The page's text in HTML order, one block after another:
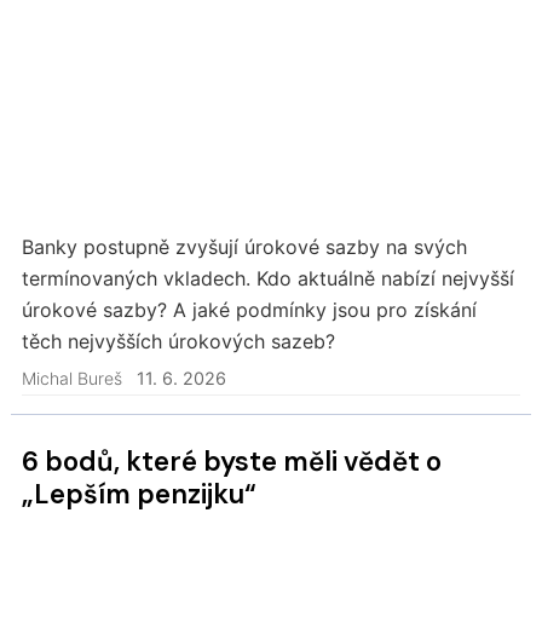
Banky postupně zvyšují úrokové sazby na svých
termínovaných vkladech. Kdo aktuálně nabízí nejvyšší
úrokové sazby? A jaké podmínky jsou pro získání
těch nejvyšších úrokových sazeb?
Michal Bureš 11. 6. 2026
6 bodů, které byste měli vědět o
„Lepším penzijku“